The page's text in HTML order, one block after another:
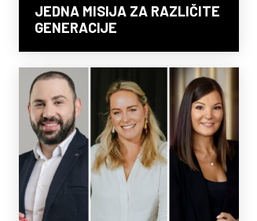
JEDNA MISIJA ZA RAZLIČITE
GENERACIJE